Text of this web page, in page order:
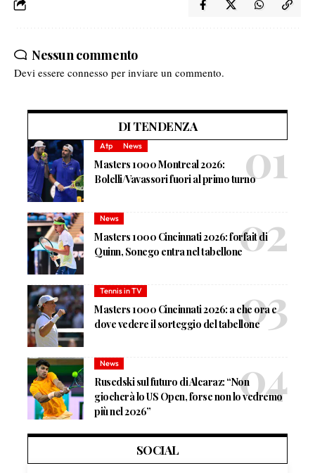
Nessun commento
Devi essere connesso per inviare un commento.
DI TENDENZA
Atp News
Masters 1000 Montreal 2026:
Bolelli/Vavassori fuori al primo turno
News
Masters 1000 Cincinnati 2026: forfait di
Quinn, Sonego entra nel tabellone
Tennis in TV
Masters 1000 Cincinnati 2026: a che ora e
dove vedere il sorteggio del tabellone
News
Rusedski sul futuro di Alcaraz: “Non
giocherà lo US Open, forse non lo vedremo
più nel 2026”
SOCIAL